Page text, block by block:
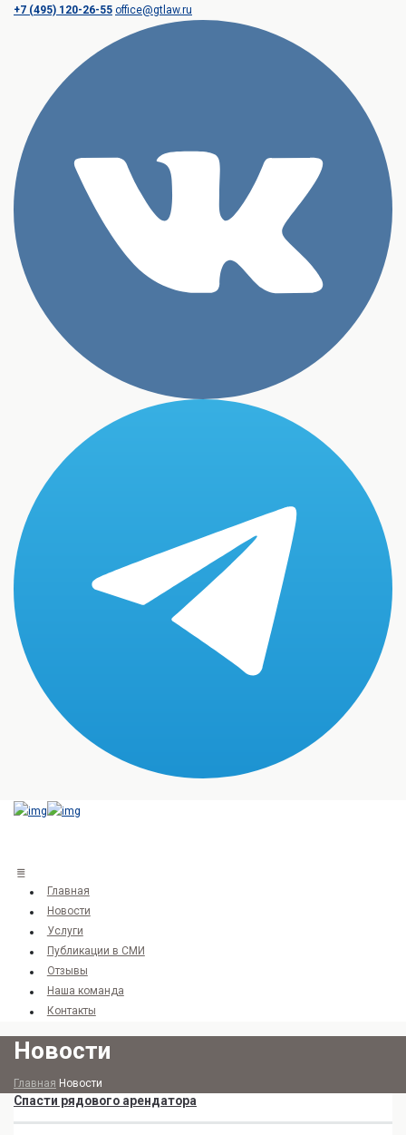
+7 (495) 120-26-55 office@gtlaw.ru
Главная
Новости
Услуги
Публикации в СМИ
Отзывы
Наша команда
Контакты
Новости
Главная Новости
Спасти рядового арендатора